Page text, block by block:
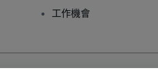
工作機會